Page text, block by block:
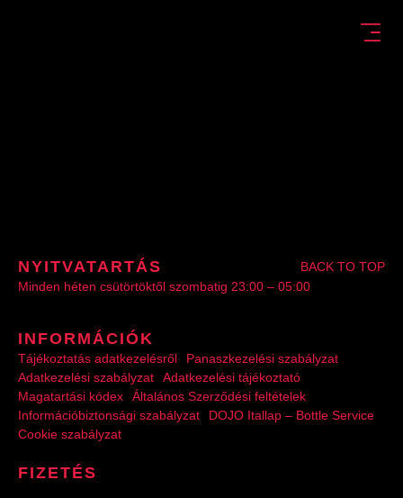
NYITVATARTÁS
BACK TO TOP
Minden héten csütörtöktől szombatig 23:00 – 05:00
INFORMÁCIÓK
Tájékoztatás adatkezelésről
Panaszkezelési szabályzat
Adatkezelési szabályzat
Adatkezelési tájékoztató
Magatartási kódex
Általános Szerződési feltételek
Információbiztonsági szabályzat
DOJO Itallap – Bottle Service
Cookie szabályzat
FIZETÉS